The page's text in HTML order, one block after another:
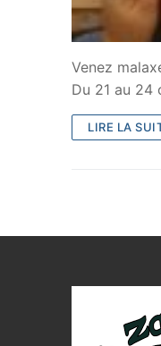
Venez
Du 21 au
LIRE LA